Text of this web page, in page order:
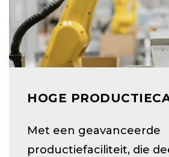
HOGE
Met een geavanceerde
productiefaciliteit, die